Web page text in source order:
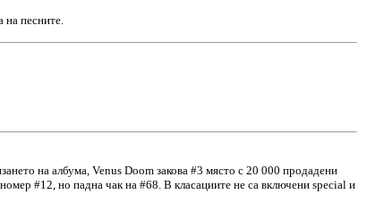
на песните.
на албума, Venus Doom закова #3 място с 20 000 продадени
#12, но падна чак на #68. В класациите не са включени special и